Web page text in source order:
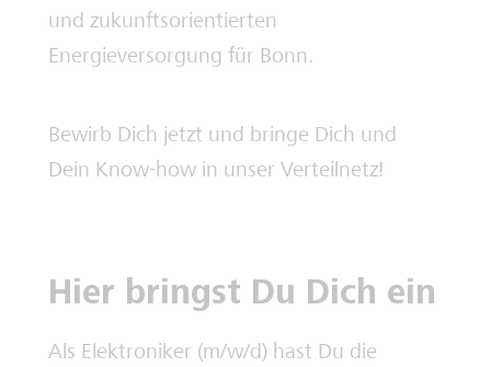
und zukunftsorientierten
Energieversorgung für Bonn.
Bewirb Dich jetzt und bringe Dich und
Dein Know-how in unser Verteilnetz!
Hier bringst Du Dich ein
Als Elektroniker (m/w/d) hast Du die